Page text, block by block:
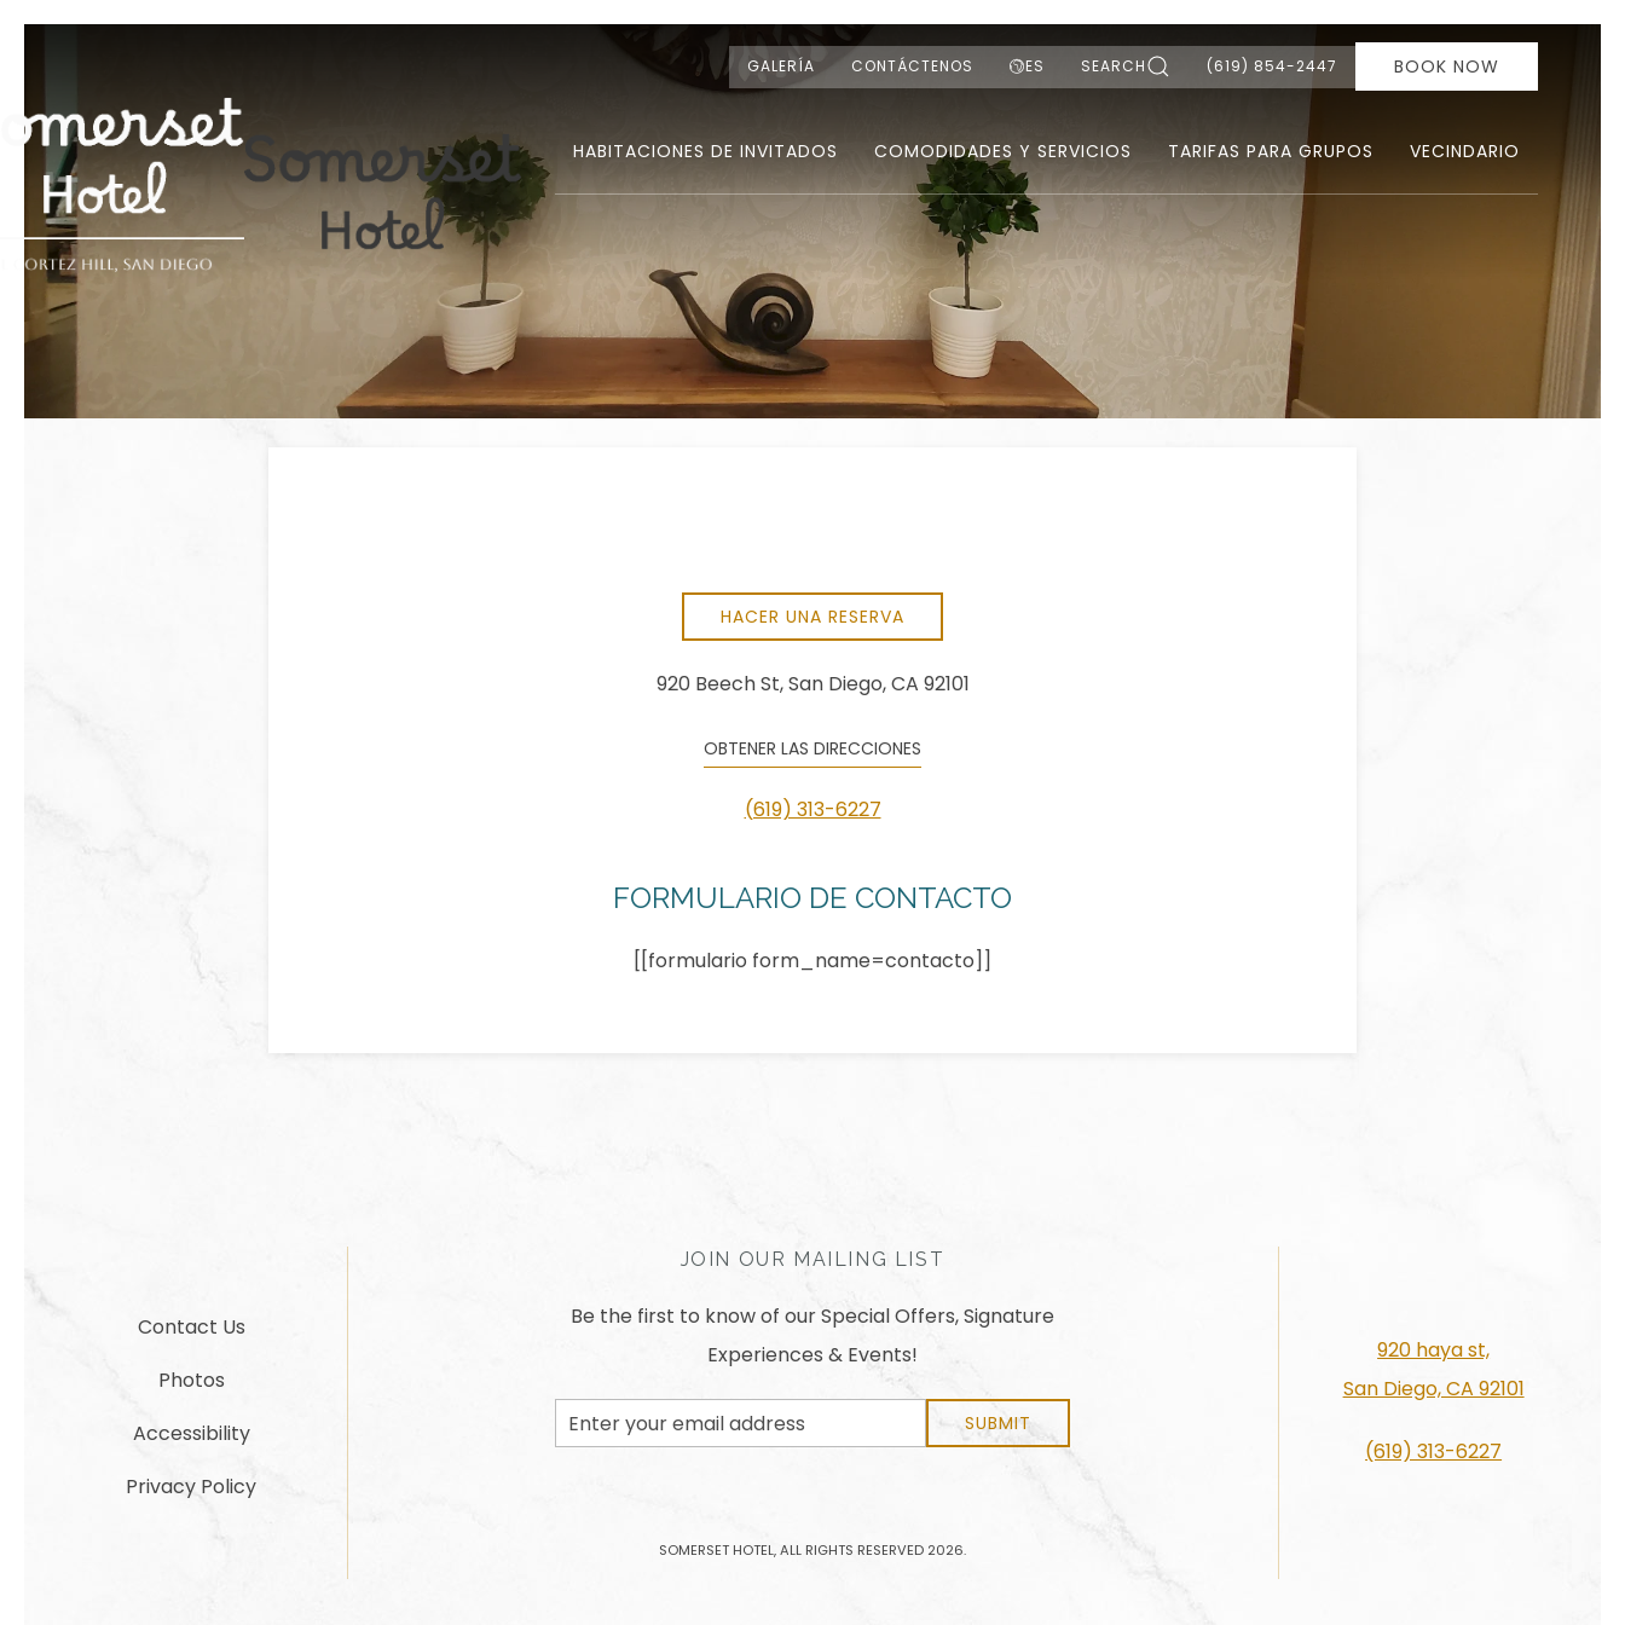
GALERÍA CONTÁCTENOS ES SEARCH (619) 854-2447 BOOK NOW
HABITACIONES DE INVITADOS COMODIDADES Y SERVICIOS TARIFAS PARA GRUPOS VECINDARIO
Previous slide
HACER UNA RESERVA
920 Beech St, San Diego, CA 92101
OBTENER LAS DIRECCIONES
(619) 313-6227
FORMULARIO DE CONTACTO
[[formulario form_name=contacto]]
JOIN OUR MAILING LIST
Be the first to know of our Special Offers, Signature
Experiences & Events!
Email
Address
SUBMIT
SOMERSET HOTEL, ALL RIGHTS RESERVED 2026.
Contact Us
Photos
Accessibility
Privacy Policy
920 haya st,
San Diego, CA 92101
(619) 313-6227